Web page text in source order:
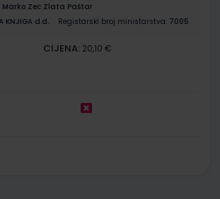
Marko Zec Zlata Paštar
KNJIGA d.d. Registarski broj ministarstva: 7005
CIJENA: 20,10 €